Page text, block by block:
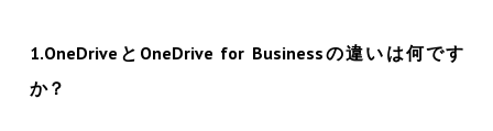
1.OneDriveとOneDrive for Businessの違いは何です
か？